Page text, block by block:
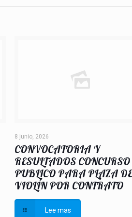
8 junio, 2026
CONVOCATORIA Y
RESULTADOS CONCURSO
PUBLICO PARA PLAZA DE
VIOLÍN POR CONTRATO
Lee mas